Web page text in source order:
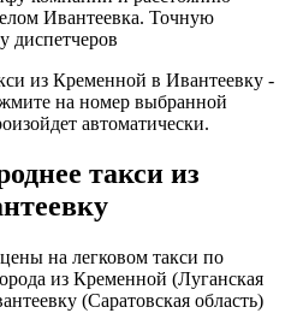
Ивантеевка. Точную
диспетчеров
из Кременной в Ивантеевку -
на номер выбранной
автоматически.
такси из
на легковом такси по
из Кременной (Луганская
(Саратовская область)